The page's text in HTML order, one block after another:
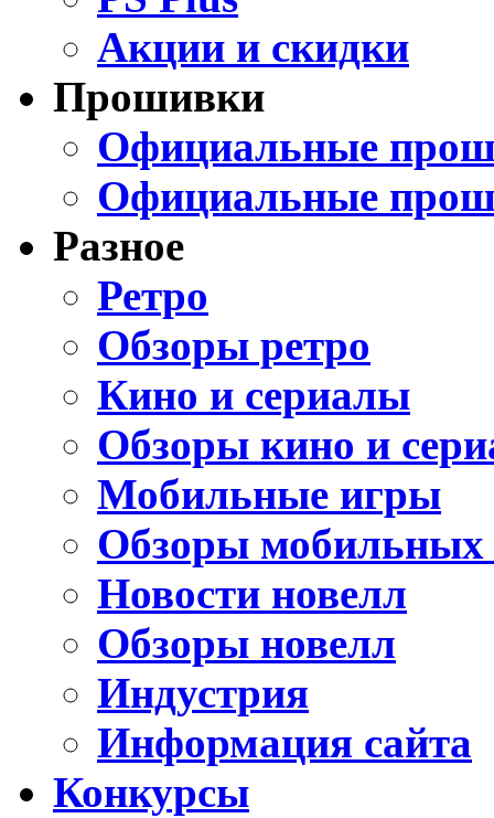
Акции и скидки
Прошивки
Официальные
Официальные
Разное
Ретро
Обзоры ретро
Кино и сериалы
Обзоры кино и
Мобильные игры
Обзоры мобильных
Новости новелл
Обзоры новелл
Индустрия
Информация сайта
Конкурсы